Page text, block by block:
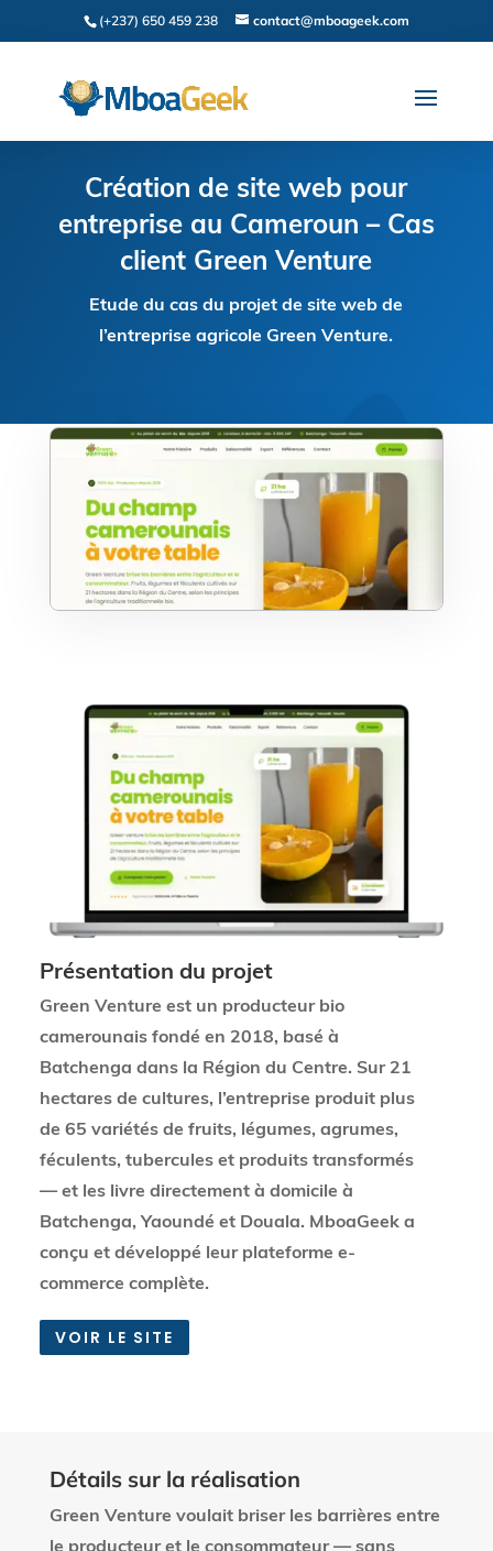
(+237) 650 459 238 contact@mboageek.com
Création de site web pour
entreprise au Cameroun – Cas
client Green Venture
Etude du cas du projet de site web de
l’entreprise agricole Green Venture.
Présentation du projet
Green Venture est un producteur bio
camerounais fondé en 2018, basé à
Batchenga dans la Région du Centre. Sur 21
hectares de cultures, l’entreprise produit plus
de 65 variétés de fruits, légumes, agrumes,
féculents, tubercules et produits transformés
— et les livre directement à domicile à
Batchenga, Yaoundé et Douala. MboaGeek a
conçu et développé leur plateforme e-
commerce complète.
VOIR LE SITE
Détails sur la réalisation
Green Venture voulait briser les barrières entre
le producteur et le consommateur — sans